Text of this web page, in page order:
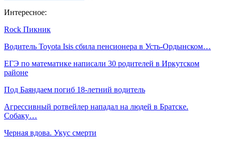
Интересное:
Rock Пикник
Водитель Toyota Isis сбила пенсионера в Усть-Ордынском…
ЕГЭ по математике написали 30 родителей в Иркутском
районе
Под Баяндаем погиб 18-летний водитель
Агрессивный ротвейлер нападал на людей в Братске.
Собаку…
Черная вдова. Укус смерти